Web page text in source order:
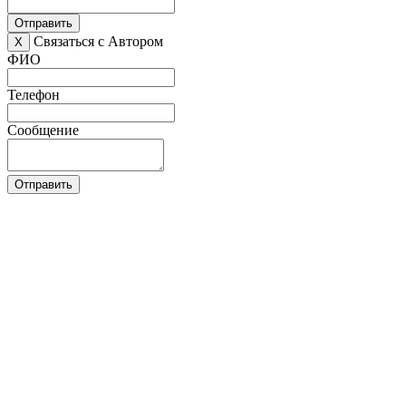
Отправить
X
Связаться с Автором
ФИО
Телефон
Сообщение
Отправить